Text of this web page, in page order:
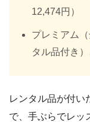
12,474円）
プレミアム
タル品付き
レンタル品が付い
で、手ぶらでレッ